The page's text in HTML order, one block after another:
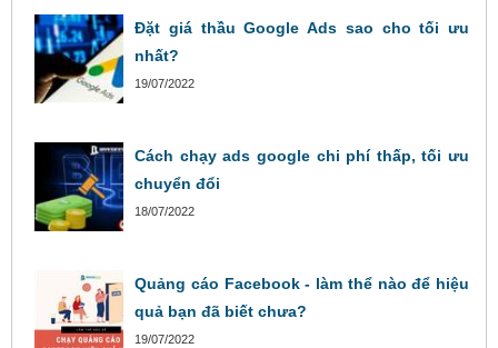
Đặt giá thầu Google Ads sao cho tối ưu
nhất?
19/07/2022
Cách chạy ads google chi phí thấp, tối ưu
chuyển đổi
18/07/2022
Quảng cáo Facebook - làm thể nào để hiệu
quả bạn đã biết chưa?
19/07/2022